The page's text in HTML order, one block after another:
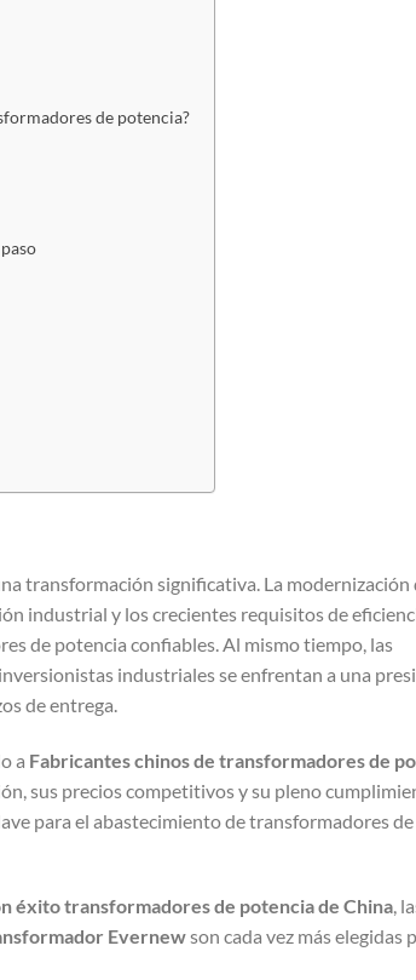
de potencia?
transformación significativa. La modernización
industrial y los crecientes requisitos de
de potencia confiables. Al mismo tiempo, las
industriales se enfrentan a una
de entrega.
a Fabricantes chinos de transformadores de
sus precios competitivos y su pleno
para el abastecimiento de transformadores de
éxito transformadores de potencia de China,
Evernewson cada vez más elegidas